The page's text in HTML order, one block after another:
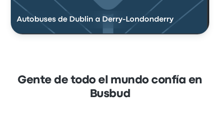
Autobuses de Dublin a Derry-Londonderry
Gente de todo el mundo confía en
Busbud